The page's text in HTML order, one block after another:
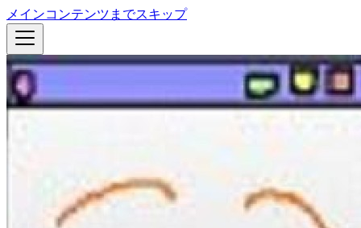
メインコンテンツまでスキップ